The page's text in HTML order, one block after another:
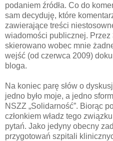
podaniem źródła. Co do
sam decyduję, które
zawierające treści
wiadomości publicznej.
skierowano wobec mnie
wejść (od czerwca 2009)
bloga.
Na koniec parę słów o
jedno było moje, a jedno
NSZZ „Solidarność”. Biorąc
członkiem władz tego
pytań. Jako jedyny obecny
przygotowań szpitali